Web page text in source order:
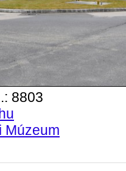
8803
Múzeum